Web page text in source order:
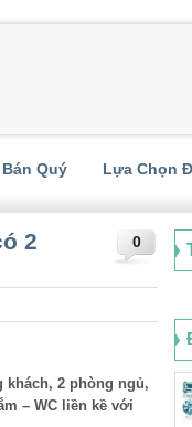
Quý Lựa Chọn
0
2
khách, 2 phòng ngủ,
– WC liền kề với